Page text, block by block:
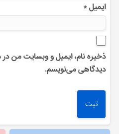
ایمیل*
ذخیره نام، ایمیل و وبسایت من در
دیدگاهی می‌نویسم.